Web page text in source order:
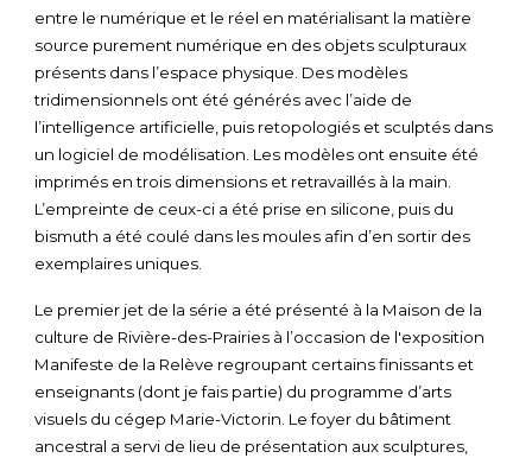
entre le numérique et le réel en matérialisant la matière
source purement numérique en des objets sculpturaux
présents dans l’espace physique. Des modèles
tridimensionnels ont été générés avec l’aide de
l’intelligence artificielle, puis retopologiés et sculptés dans
un logiciel de modélisation. Les modèles ont ensuite été
imprimés en trois dimensions et retravaillés à la main.
L’empreinte de ceux-ci a été prise en silicone, puis du
bismuth a été coulé dans les moules afin d’en sortir des
exemplaires uniques.
Le premier jet de la série a été présenté à la Maison de la
culture de Rivière-des-Prairies à l’occasion de l'exposition
Manifeste de la Relève regroupant certains finissants et
enseignants (dont je fais partie) du programme d’arts
visuels du cégep Marie-Victorin. Le foyer du bâtiment
ancestral a servi de lieu de présentation aux sculptures,